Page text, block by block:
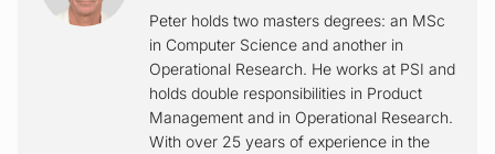
Peter holds two masters degrees: an MSc
in Computer Science and another in
Operational Research. He works at PSI and
holds double responsibilities in Product
Management and in Operational Research.
With over 25 years of experience in the